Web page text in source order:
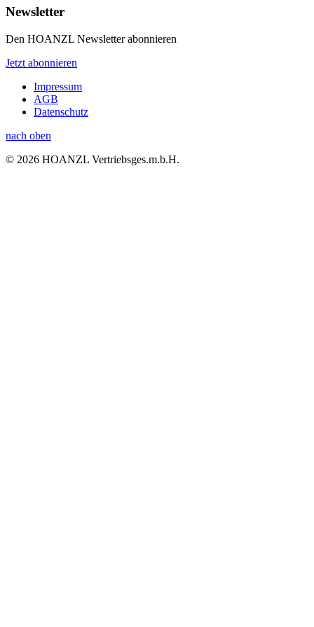
Newsletter
Den HOANZL Newsletter abonnieren
Jetzt abonnieren
Impressum
AGB
Datenschutz
nach oben
© 2026 HOANZL Vertriebsges.m.b.H.